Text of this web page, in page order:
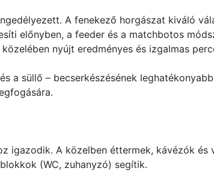
A fenekező horgászat kiváló
előnyben, a feeder és a matchbotos
nyújt eredményes és izgalmas
a süllő – becserkészésének
igazodik. A közelben éttermek, kávézók
(WC, zuhanyzó) segítik.